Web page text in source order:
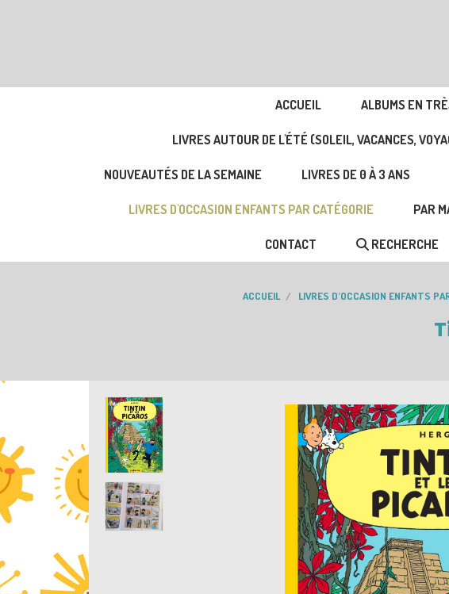
ACCUEIL ALBUMS EN
LIVRES AUTOUR DE L'ÉTÉ (SOLEIL, VACANCES,
NOUVEAUTÉS DE LA SEMAINE LIVRES DE 0 À 3 ANS
LIVRES D'OCCASION ENFANTS PAR CATÉGORIE PAR
CONTACT RECHERCHE
ACCUEIL LIVRES D'OCCASION ENFANTS